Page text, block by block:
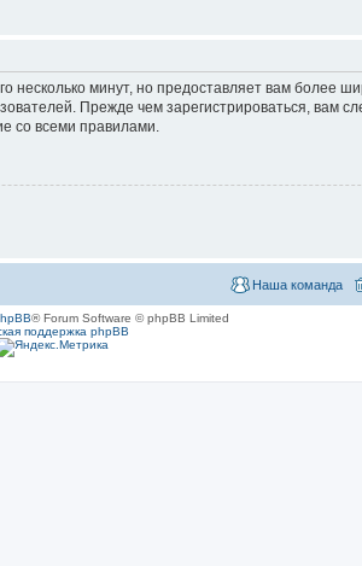
минут, но предоставляет вам более
Прежде чем зарегистрироваться, вам
со всеми правилами.
Наша команда
® Forum Software © phpBB Limited
поддержка phpBB